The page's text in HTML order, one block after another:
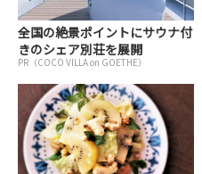
全国の絶景ポイントにサウナ付
きのシェア別荘を展開
PR（COCO VILLA on GOETHE）